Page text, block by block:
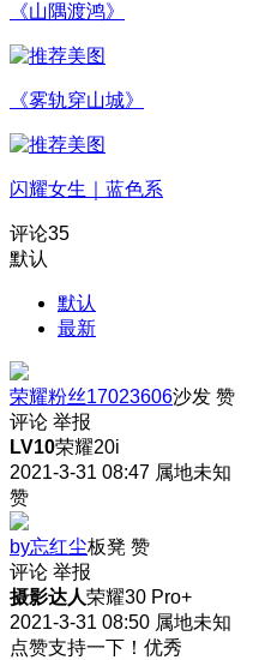
《山隅渡鸿》
《雾轨穿山城》
闪耀女生｜蓝色系
评论35
默认
默认
最新
荣耀粉丝17023606沙发 赞
评论 举报
LV10荣耀20i
2021-3-31 08:47 属地未知
赞
by忘红尘板凳 赞
评论 举报
摄影达人荣耀30 Pro+
2021-3-31 08:50 属地未知
点赞支持一下！优秀